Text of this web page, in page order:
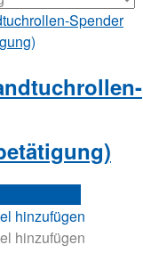
hinzufügen
hinzufügen